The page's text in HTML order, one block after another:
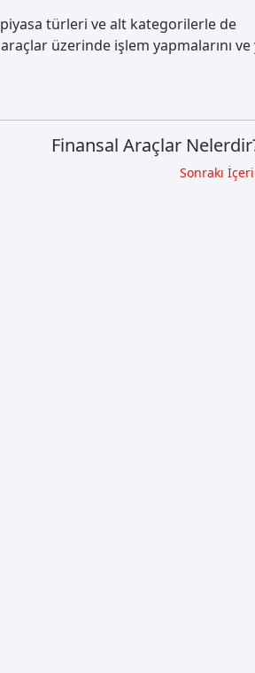
türleri ve alt kategorilerle de
üzerinde işlem yapmalarını ve
Finansal Araçlar
Sonrakı